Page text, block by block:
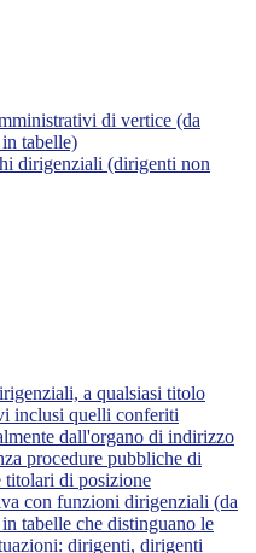
di vertice (da
tabelle)
dirigenziali (dirigenti non
a qualsiasi titolo
inclusi quelli conferiti
dall'organo di indirizzo
procedure pubbliche di
titolari di posizione
con funzioni dirigenziali (da
tabelle che distinguano le
dirigenti, dirigenti